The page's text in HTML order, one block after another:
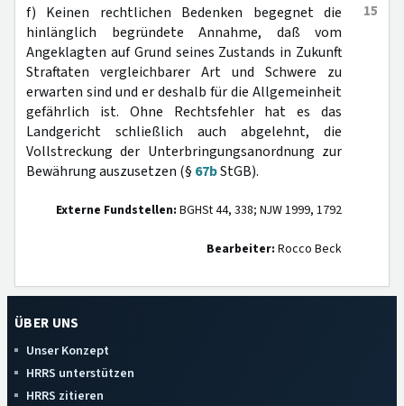
15
f) Keinen rechtlichen Bedenken begegnet die
hinlänglich begründete Annahme, daß vom
Angeklagten auf Grund seines Zustands in Zukunft
Straftaten vergleichbarer Art und Schwere zu
erwarten sind und er deshalb für die Allgemeinheit
gefährlich ist. Ohne Rechtsfehler hat es das
Landgericht schließlich auch abgelehnt, die
Vollstreckung der Unterbringungsanordnung zur
Bewährung auszusetzen (§ 67bStGB).
Externe Fundstellen: BGHSt 44, 338; NJW 1999, 1792
Bearbeiter: Rocco Beck
ÜBER UNS
Unser Konzept
HRRS unterstützen
HRRS zitieren